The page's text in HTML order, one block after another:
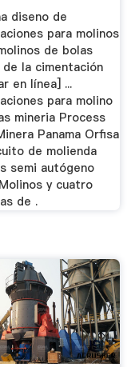
diseno de
para molinos
de bolas
de la cimentación
en línea] ...
para molino
mineria Process
Panama Orfisa
de molienda
semi autógeno
y cuatro
de .